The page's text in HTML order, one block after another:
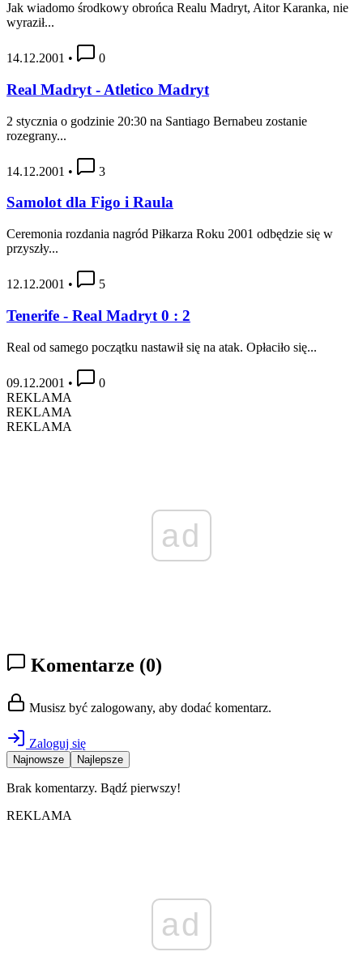
Jak wiadomo środkowy obrońca Realu Madryt, Aitor Karanka, nie
wyraził...
14.12.2001 • 0
Real Madryt - Atletico Madryt
2 stycznia o godzinie 20:30 na Santiago Bernabeu zostanie
rozegrany...
14.12.2001 • 3
Samolot dla Figo i Raula
Ceremonia rozdania nagród Piłkarza Roku 2001 odbędzie się w
przyszły...
12.12.2001 • 5
Tenerife - Real Madryt 0 : 2
Real od samego początku nastawił się na atak. Opłaciło się...
09.12.2001 •
0
REKLAMA
REKLAMA
REKLAMA
ad
Komentarze (0)
Musisz być zalogowany, aby dodać komentarz.
Zaloguj się
Najnowsze Najlepsze
Brak komentarzy. Bądź pierwszy!
REKLAMA
ad